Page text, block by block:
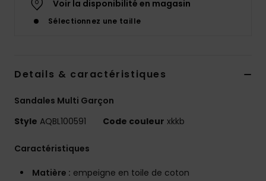
Voir la disponibilité en magasin
Sélectionnez une taille
Details & caractéristiques
Sandales Multi Garçon
Style AQBL100591 Code couleur xkkb
Caractéristiques
Matière : empeigne en toile de coton